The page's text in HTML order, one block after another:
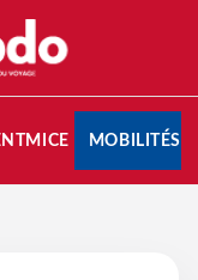
MICE MOBILITÉS